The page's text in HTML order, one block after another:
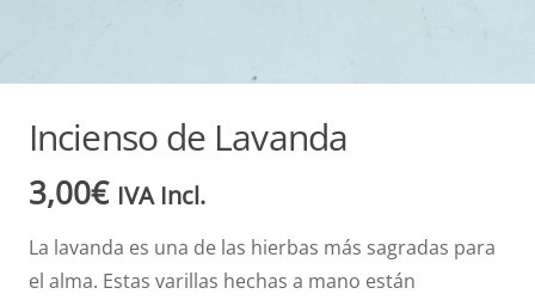
Incienso de Lavanda
3,00€ IVA Incl.
La lavanda es una de las hierbas más sagradas para
el alma. Estas varillas hechas a mano están